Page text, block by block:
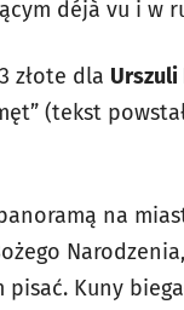
déjà vu i w
złote dla Urszuli
(tekst
na
Kuny